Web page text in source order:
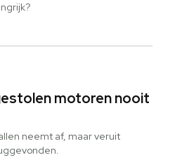
motoren nooit
neemt af, maar veruit